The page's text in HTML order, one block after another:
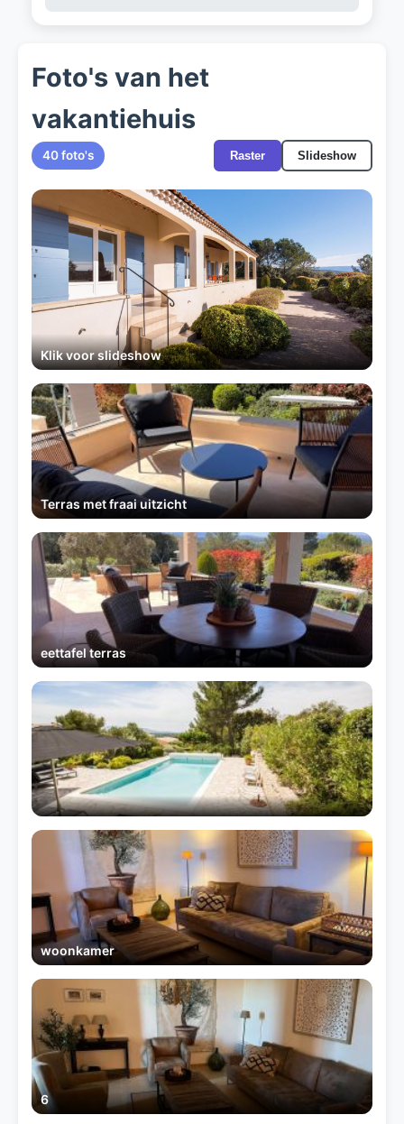
Foto's van het
vakantiehuis
40 foto's Raster Slideshow
Klik voor slideshow
Terras met fraai uitzicht
eettafel terras
woonkamer
6